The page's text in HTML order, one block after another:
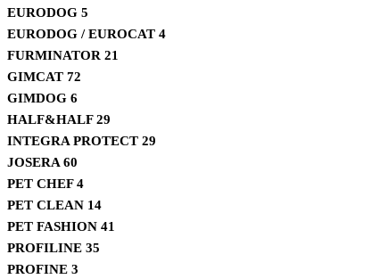
EURODOG 5
EURODOG / EUROCAT 4
FURMINATOR 21
GIMCAT 72
GIMDOG 6
HALF&HALF29
INTEGRA PROTECT 29
JOSERA60
PET CHEF4
PET CLEAN 14
PET FASHION 41
PROFILINE 35
PROFINE 3